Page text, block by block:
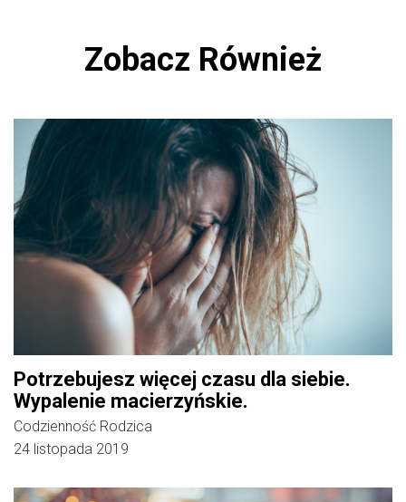
Zobacz Również
Potrzebujesz więcej czasu dla siebie.
Wypalenie macierzyńskie.
Codzienność Rodzica
24 listopada 2019